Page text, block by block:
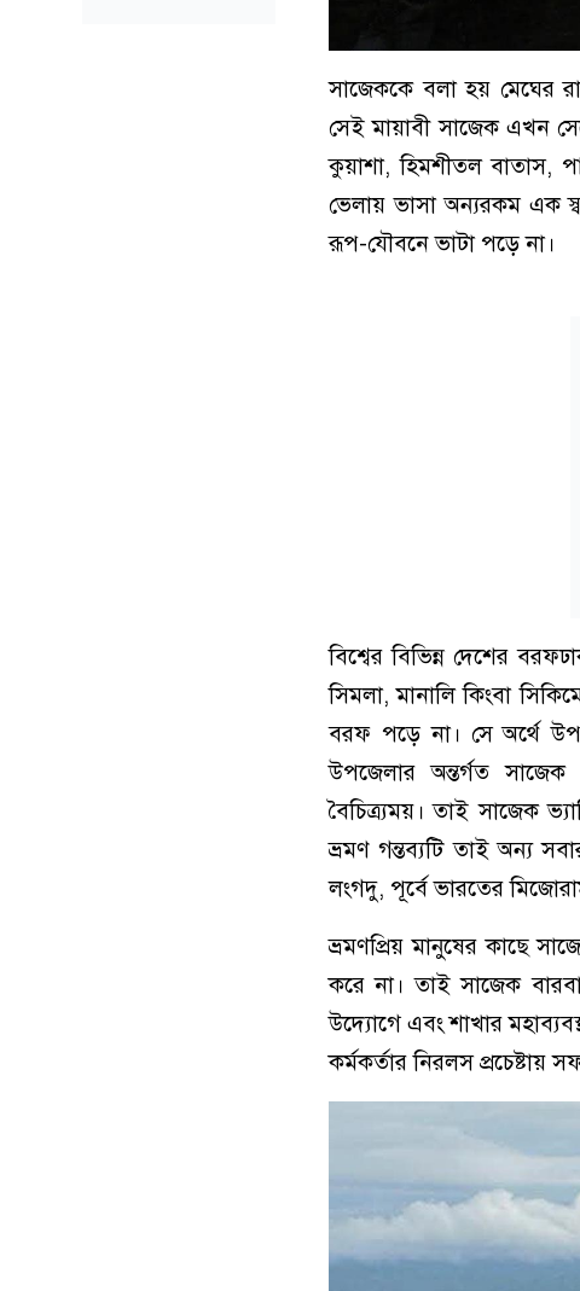
সাজেককে বলা হয় মেঘের
সেই মায়াবী সাজেক এখন
কুয়াশা, হিমশীতল বাতাস,
ভেলায় ভাসা অন্যরকম এক
রূপ-যৌবনে ভাটা পড়ে না।
বিশ্বের বিভিন্ন দেশের
সিমলা, মানালি কিংবা
বরফ পড়ে না। সে অর্থে
উপজেলার অন্তর্গত
বৈচিত্র্যময়। তাই সাজেক
ভ্রমণ গন্তব্যটি তাই অন্য
লংগদু, পূর্বে ভারতের
ভ্রমণপ্রিয় মানুষের কাছে
করে না। তাই সাজেক
উদ্যোগে এবং শাখার
কর্মকর্তার নিরলস